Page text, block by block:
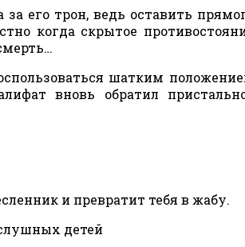
его трон, ведь оставить
когда скрытое
шатким
вновь обратил
и превратит тебя в жабу.
детей